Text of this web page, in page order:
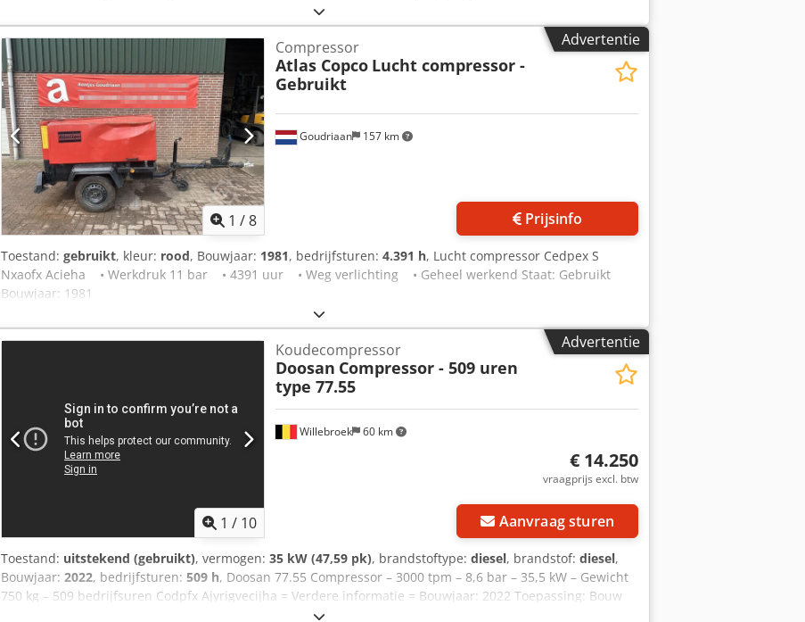
Advertentie
1 /8
Goudriaan 157 km
Compressor
Atlas Copco Lucht compressor -
Gebruikt
Prijsinfo
Toestand: gebruikt, kleur: rood, Bouwjaar: 1981, bedrijfsturen: 4.391 h, Lucht compressor Cedpex S
Nxaofx Acieha • Werkdruk 11 bar • 4391 uur • Weg verlichting • Geheel werkend Staat: Gebruikt
Bouwjaar: 1981
Advertentie
1 / 10
Willebroek 60 km
Koudecompressor
Doosan Compressor - 509 uren
type 77.55
€ 14.250
vraagprijs excl. btw
Aanvraag sturen
Toestand: uitstekend (gebruikt), vermogen: 35 kW (47,59 pk), brandstoftype: diesel, brandstof: diesel,
Bouwjaar: 2022, bedrijfsturen: 509 h, Doosan 77.55 Compressor – 3000 tpm – 8,6 bar – 35,5 kW – Gewicht
750 kg – 509 bedrijfsuren Codpfx Ajyrigvecijha = Verdere informatie = Bouwjaar: 2022 Toepassing: Bouw
Neem contact op met Miguel Cubas voor meer informatie. = Bedrijfsinformatie = Wij zijn gevestigd tussen